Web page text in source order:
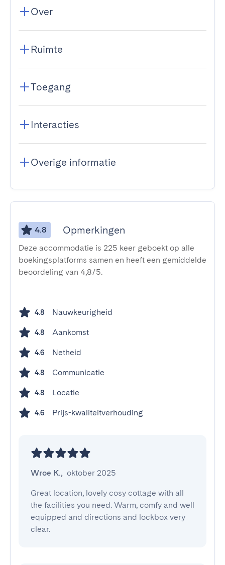
Over
Ruimte
Toegang
Interacties
Overige informatie
4.8 Opmerkingen
Deze accommodatie is 225 keer geboekt op alle
boekingsplatforms samen en heeft een gemiddelde
beoordeling van 4,8/5.
4.8 Nauwkeurigheid
4.8 Aankomst
4.6 Netheid
4.8 Communicatie
4.8 Locatie
4.6 Prijs-kwaliteitverhouding
Wroe K., oktober 2025
Great location, lovely cosy cottage with all
the facilities you need. Warm, comfy and well
equipped and directions and lockbox very
clear.